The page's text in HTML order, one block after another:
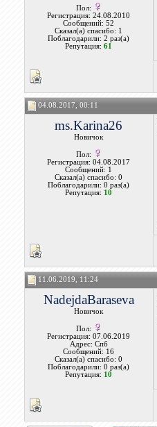
Пол:
Регистрация: 24.08.2010
Сообщений: 52
Сказал(а) спасибо: 1
Поблагодарили: 2 раз(а)
Репутация:61
04.08.2017, 00:11
ms.Karina26
Новичок
Пол:
Регистрация: 04.08.2017
Сообщений: 1
Сказал(а) спасибо: 0
Поблагодарили: 0 раз(а)
Репутация: 10
11.06.2019, 11:24
NadejdaBaraseva
Новичок
Пол:
Регистрация: 07.06.2019
Адрес: Спб
Сообщений: 16
Сказал(а) спасибо: 0
Поблагодарили: 0 раз(а)
Репутация: 10